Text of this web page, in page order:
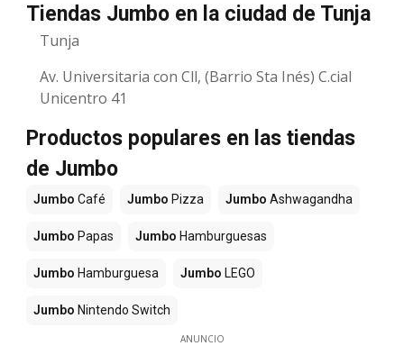
Tiendas Jumbo en la ciudad de Tunja
Tunja
Av. Universitaria con Cll, (Barrio Sta Inés) C.cial
Unicentro 41
Productos populares en las tiendas
de Jumbo
Jumbo Café Jumbo Pizza Jumbo Ashwagandha
Jumbo Papas Jumbo Hamburguesas
Jumbo Hamburguesa Jumbo LEGO
Jumbo Nintendo Switch
ANUNCIO